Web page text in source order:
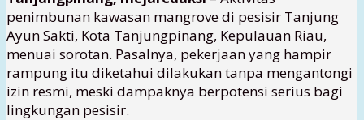
penimbunan kawasan mangrove di pesisir Tanjung
Ayun Sakti, Kota Tanjungpinang, Kepulauan Riau,
menuai sorotan. Pasalnya, pekerjaan yang hampir
rampung itu diketahui dilakukan tanpa mengantongi
izin resmi, meski dampaknya berpotensi serius bagi
lingkungan pesisir.